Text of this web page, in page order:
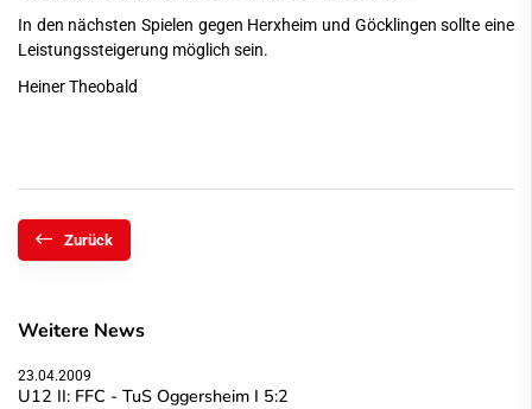
In den nächsten Spielen gegen Herxheim und Göcklingen sollte eine
Leistungssteigerung möglich sein.
Heiner Theobald
Zurück
Weitere News
23.04.2009
U12 II: FFC - TuS Oggersheim I 5:2